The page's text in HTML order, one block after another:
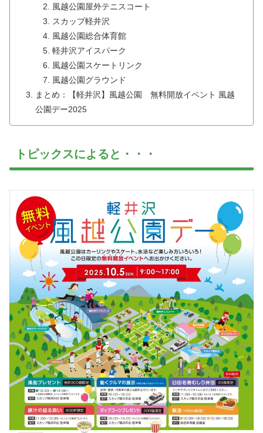
風越公園屋外テニスコート
スカップ軽井沢
風越公園総合体育館
軽井沢アイスパーク
風越公園スケートリンク
風越公園グラウンド
まとめ：【軽井沢】風越公園 無料開放イベント 風越
公園デー2025
トピックスによると・・・